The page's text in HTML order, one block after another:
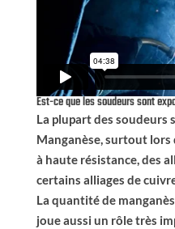
Est-ce que les soudeurs sont
La plupart des soudeurs
Manganèse, surtout lors
à haute résistance, des
certains alliages de
La quantité de
joue aussi un rôle très